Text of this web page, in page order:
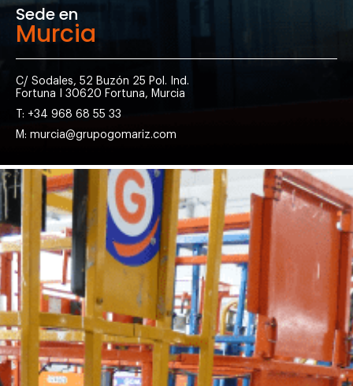
Sede en
Murcia
C/ Sodales, 52 Buzón 25 Pol. Ind.
Fortuna I 30620 Fortuna, Murcia
T: +34 968 68 55 33
M: murcia@grupogomariz.com